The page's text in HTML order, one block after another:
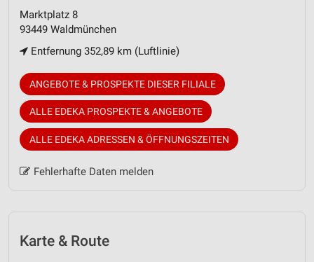
Marktplatz 8
93449 Waldmünchen
Entfernung 352,89 km (Luftlinie)
ANGEBOTE & PROSPEKTE DIESER FILIALE
ALLE EDEKA PROSPEKTE & ANGEBOTE
ALLE EDEKA ADRESSEN & ÖFFNUNGSZEITEN
Fehlerhafte Daten melden
Karte & Route